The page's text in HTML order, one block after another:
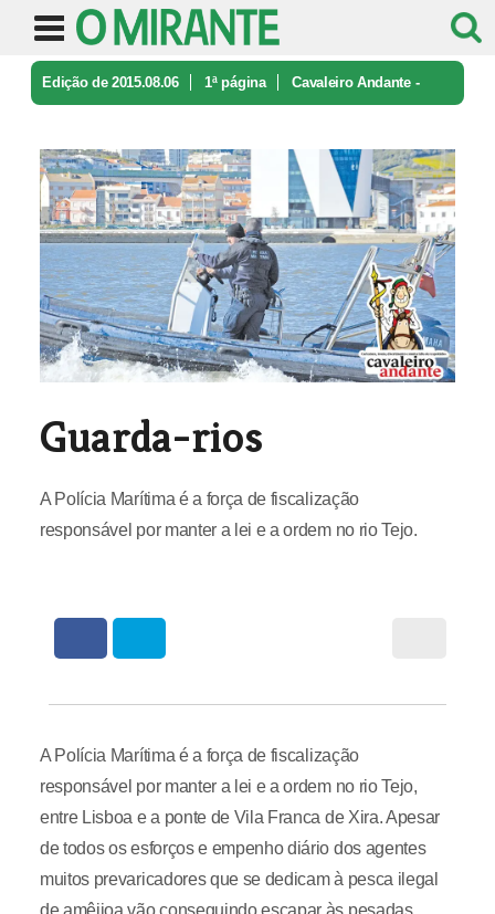
Edição de 2015.08.06 1ª página Cavaleiro Andante -
Guarda-rios
A Polícia Marítima é a força de fiscalização
responsável por manter a lei e a ordem no rio Tejo.
A Polícia Marítima é a força de fiscalização
responsável por manter a lei e a ordem no rio Tejo,
entre Lisboa e a ponte de Vila Franca de Xira. Apesar
de todos os esforços e empenho diário dos agentes
muitos prevaricadores que se dedicam à pesca ilegal